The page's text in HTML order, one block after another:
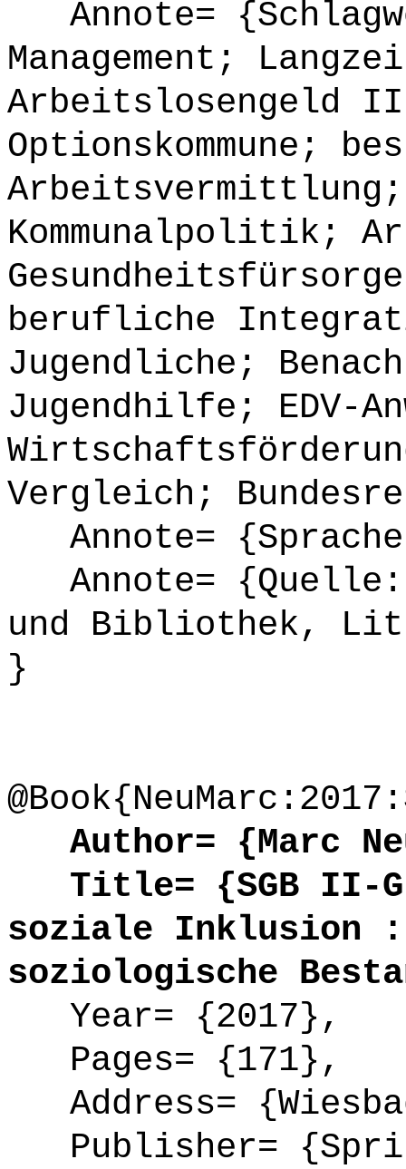
Annote=
Management;
Arbeitslosengeld
Optionskommune;
Kommunalpolitik;
berufliche
Jugendliche;
Jugendhilfe; EDV-
Vergleich;
Annote=
Annote= {Quelle:
und Bibliothek,
}
Author= {Marc
Title= {SGB II-
soziale Inklusion
soziologische
Year= {2017},
Pages= {171},
Address=
Publisher=